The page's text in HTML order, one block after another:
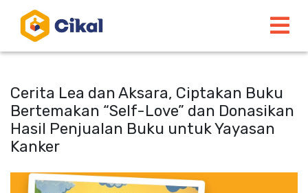
Cerita Lea dan Aksara, Ciptakan Buku
Bertemakan “Self-Love” dan Donasikan
Hasil Penjualan Buku untuk Yayasan
Kanker